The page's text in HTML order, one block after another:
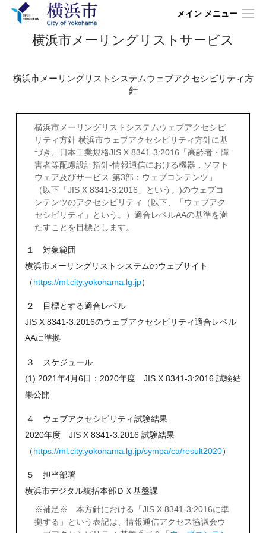
メイン メニュー
横浜市メーリングリストサービス
横浜市メーリングリストシステムウェブアクセシビリティ方
針
横浜市メーリングリストシステムウェブアクセシビ
リティ方針 横浜市ウェブアクセシビリティ方針に基
づき、日本工業規格JIS X 8341-3:2016「高齢者・障
害者等配慮設計指針-情報通信における機器，ソフト
ウェア及びサービス-第3部：ウェブコンテンツ」
（以下「JIS X 8341-3:2016」という。)のウェブコ
ンテンツのアクセシビリティ（以下、「ウェブアク
セシビリティ」という。）適合レベルAAの基準を満
たすことを目標とします。
１ 対象範囲
横浜市メーリングリストシステムのウェブサイト
（ https://ml.city.yokohama.lg.jp）
２ 目標とする適合レベル
JIS X 8341-3:2016のウェブアクセシビリティ適合レベル
AAに準拠
３ スケジュール
(1) 2021年4月6日：2020年度 JIS X 8341-3:2016 試験結
果公開
４ ウェブアクセシビリティ試験結果
2020年度 JIS X 8341-3:2016 試験結果
（ https://ml.city.yokohama.lg.jp/sympa/ca/result2020）
５ 担当部署
横浜市デジタル統括本部ＤＸ基盤課
※補足※ 本方針における「JIS X 8341-3:2016に準
拠する」という表記は、情報通信アクセス協議会ウ